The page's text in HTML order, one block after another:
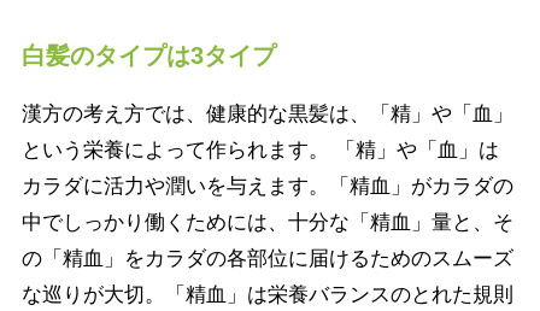
白髪のタイプは3タイプ
漢方の考え方では、健康的な黒髪は、「精」や「血」
という栄養によって作られます。 「精」や「血」は
カラダに活力や潤いを与えます。「精血」がカラダの
中でしっかり働くためには、十分な「精血」量と、そ
の「精血」をカラダの各部位に届けるためのスムーズ
な巡りが大切。「精血」は栄養バランスのとれた規則